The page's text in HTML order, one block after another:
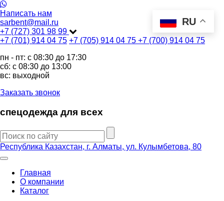
Написать нам
sarbent@mail.ru
+7 (727) 301 98 99
+7 (701) 914 04 75 +7 (705) 914 04 75 +7 (700) 914 04 75
пн - пт: c 08:30 до 17:30
сб: c 08:30 до 13:00
вс: выходной
Заказать звонок
спецодежда для всех
Республика Казахстан, г. Алматы, ул. Кулымбетова, 80
Главная
О компании
Каталог
RU